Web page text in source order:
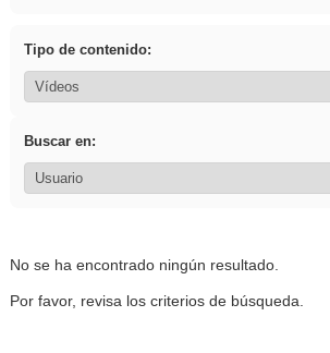
Tipo de contenido:
Buscar en:
No se ha encontrado ningún resultado.
Por favor, revisa los criterios de búsqueda.